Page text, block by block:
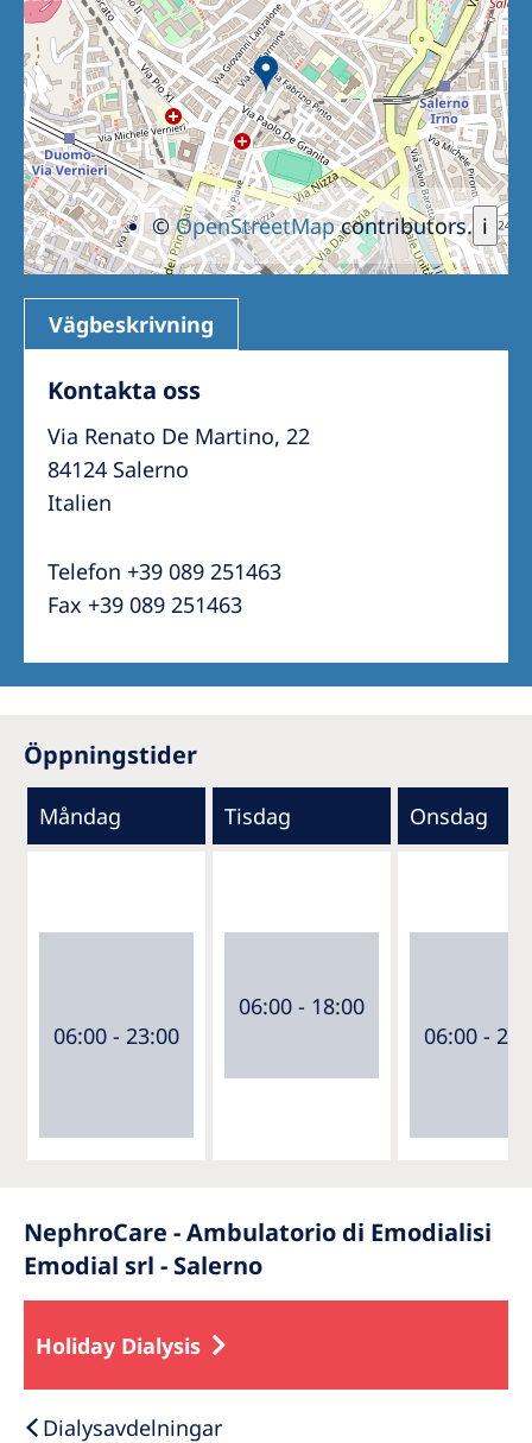
i
©OpenStreetMapcontributors.
Vägbeskrivning
Kontakta oss
Via Renato De Martino, 22
84124 Salerno
Italien
Telefon +39 089 251463
Fax +39 089 251463
Öppningstider
Måndag Tisdag Onsdag
06:00 - 23:00
06:00 - 18:00
06:00 -
NephroCare - Ambulatorio di Emodialisi
Emodial srl - Salerno
Holiday Dialysis
Dialysavdelningar